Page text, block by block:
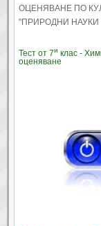
ОЦЕНЯВАНЕ ПО
"ПРИРОДНИ НАУКИ
Тест от 7и клас -
оценяване